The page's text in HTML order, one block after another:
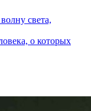
света,
о которых